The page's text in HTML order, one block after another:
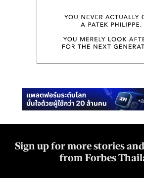
Sign up for more stories
from Forbes